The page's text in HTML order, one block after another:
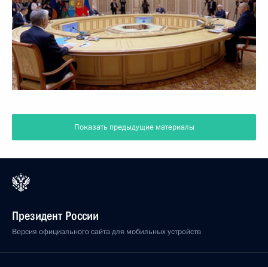
Показать предыдущие материалы
Президент России
Версия официального сайта для мобильных устройств